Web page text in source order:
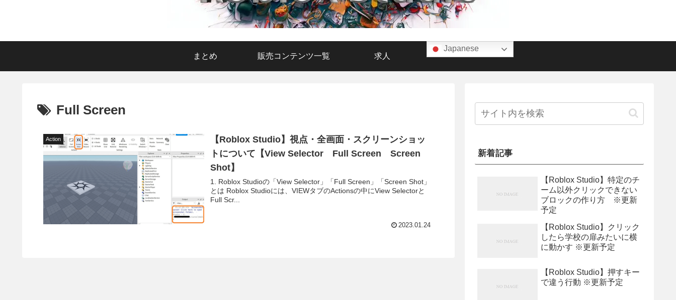
まとめ 販売コンテンツ一覧 求人
Japanese
Full Screen
Action
【Roblox Studio】視点・全画面・スクリーンショッ
トについて【View Selector Full Screen Screen
Shot】
1. Roblox Studioの「View Selector」「Full Screen」「Screen Shot」
とは Roblox Studioには、VIEWタブのActionsの中にView Selectorと
Full Scr...
2023.01.24
新着記事
【Roblox Studio】特定のチ
ーム以外クリックできない
ブロックの作り方 ※更新
予定
【Roblox Studio】クリック
したら学校の扉みたいに横
に動かす ※更新予定
【Roblox Studio】押すキー
で違う行動 ※更新予定